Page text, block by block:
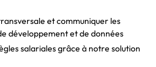
et communiquer les
développement et de données
salariales grâce à notre solution